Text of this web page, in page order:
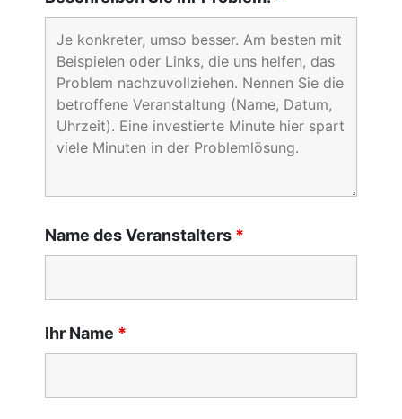
Name des Veranstalters *
Ihr Name *